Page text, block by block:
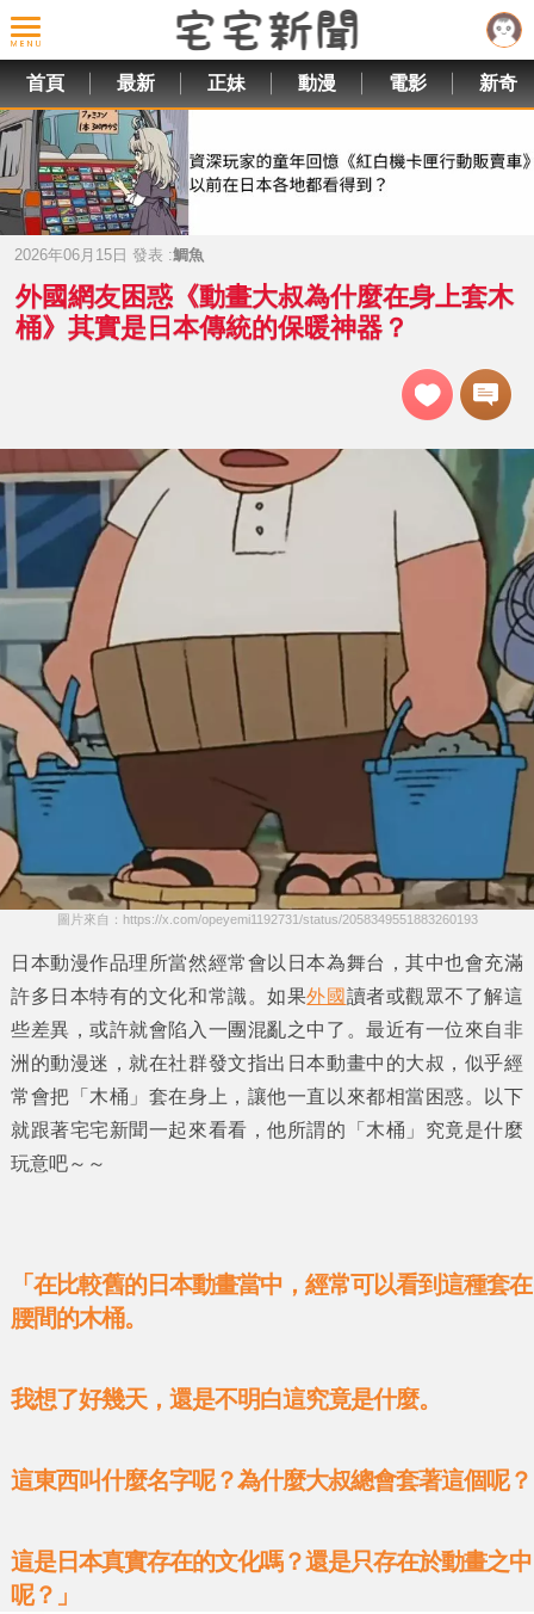
首頁 最新 正妹 動漫 電影 新奇
2026年06月15日 發表 :鯛魚
外國網友困惑《動畫大叔為什麼在身上套木
桶》其實是日本傳統的保暖神器？
圖片來自：https://x.com/opeyemi1192731/status/2058349551883260193
日本動漫作品理所當然經常會以日本為舞台，其中也會充滿
許多日本特有的文化和常識。如果外國 讀者或觀眾不了解這
些差異，或許就會陷入一團混亂之中了。最近有一位來自非
洲的動漫迷，就在社群發文指出日本動畫中的大叔 ，似乎經
常會把 「木桶」 套在身上，讓他一直以來都相當困惑。以下
就跟著宅宅新聞一起來看看，他所謂的 「木桶」 究竟是什麼
玩意吧～～
「在比較舊的日本動畫當中，經常可以看到這種套在
腰間的木桶。
我想了好幾天，還是不明白這究竟是什麼。
這東西叫什麼名字呢？為什麼大叔總會套著這個呢？
這是日本真實存在的文化嗎？還是只存在於動畫之中
呢？」